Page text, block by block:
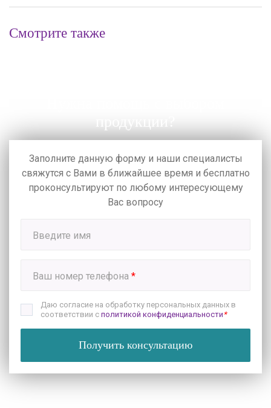
Смотрите также
Заполните данную форму и наши специалисты
свяжутся с Вами в ближайшее время и бесплатно
проконсультируют по любому интересующему
Вас вопросу
Введите имя
Ваш номер телефона *
Получить консультацию
Даю согласие на обработку персональных данных в
соответствии с политикой конфиденциальности *